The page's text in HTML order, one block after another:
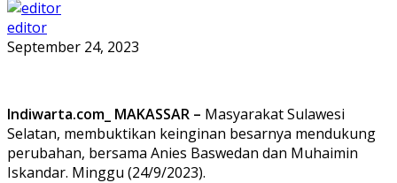
editor
September 24, 2023
Indiwarta.com_ MAKASSAR – Masyarakat Sulawesi
Selatan, membuktikan keinginan besarnya mendukung
perubahan, bersama Anies Baswedan dan Muhaimin
Iskandar. Minggu (24/9/2023).